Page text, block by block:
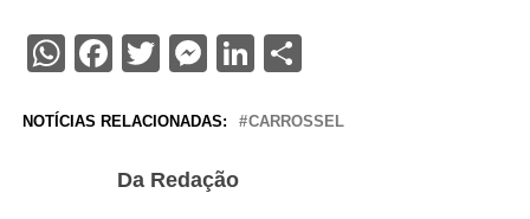
WhatsApp
Facebook
Twitter
Messenger
LinkedIn
Share
NOTÍCIAS RELACIONADAS: CARROSSEL
Da Redação